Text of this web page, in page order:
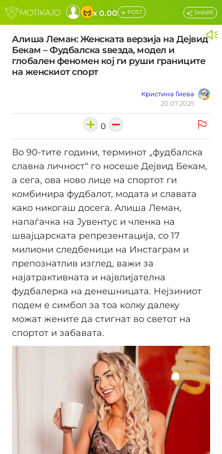
x 0.00 + POST
Алиша Леман: Женската верзија на Дејвид
Бекам – Фудбалска ѕвезда, модел и
глобален феномен кој ги руши границите
на женскиот спорт
Кристина Гиева
20.07.2025
SHARE
0
Во 90-тите години, терминот „фудбалска
славна личност“ го носеше Дејвид Бекам,
а сега, ова ново лице на спортот ги
комбинира фудбалот, модата и славата
како никогаш досега. Алиша Леман,
напаѓачка на Јувентус и членка на
швајцарската репрезентација, со 17
милиони следбеници на Инстаграм и
препознатлив изглед, важи за
најатрактивната и највлијателна
фудбалерка на денешницата. Нејзиниот
подем е симбол за тоа колку далеку
можат жените да стигнат во светот на
спортот и забавата.